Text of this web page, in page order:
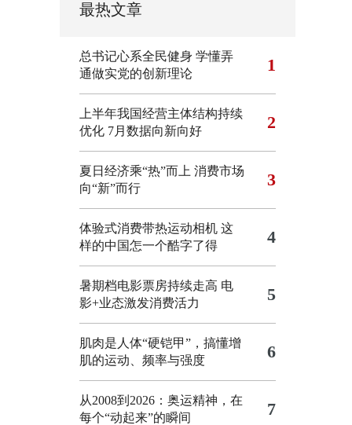
最热文章
总书记心系全民健身 学懂弄
通做实党的创新理论
1
上半年我国经营主体结构持续
优化 7月数据向新向好 2
夏日经济乘“热”而上 消费市场
向“新”而行
3
体验式消费带热运动相机 这
样的中国怎一个酷字了得
4
暑期档电影票房持续走高 电
影+业态激发消费活力
5
肌肉是人体“硬铠甲”，搞懂增
肌的运动、频率与强度
6
从2008到2026：奥运精神，在
每个“动起来”的瞬间
7